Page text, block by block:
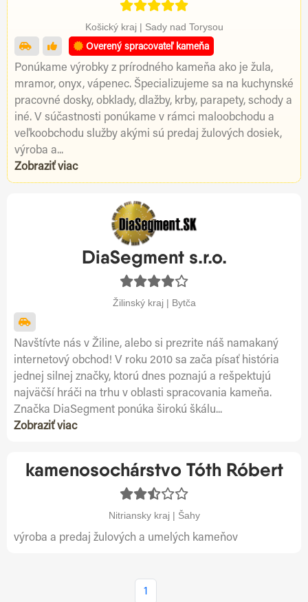
Košický kraj | Sady nad Torysou
Overený spracovateľ kameňa
Ponúkame výrobky z prírodného kameňa ako je žula,
mramor, onyx, vápenec. Špecializujeme sa na kuchynské
pracovné dosky, obklady, dlažby, krby, parapety, schody a
iné. V súčastnosti ponúkame v rámci maloobchodu a
veľkoobchodu služby akými sú predaj žulových dosiek,
výroba a...
Zobraziť viac
DiaSegment s.r.o.
Žilinský kraj | Bytča
Navštívte nás v Žiline, alebo si prezrite náš namakaný
internetový obchod! V roku 2010 sa zača písať história
jednej silnej značky, ktorú dnes poznajú a rešpektujú
najväčší hráči na trhu v oblasti spracovania kameňa.
Značka DiaSegment ponúka širokú škálu...
Zobraziť viac
kamenosochárstvo Tóth Róbert
Nitriansky kraj | Šahy
výroba a predaj žulových a umelých kameňov
1